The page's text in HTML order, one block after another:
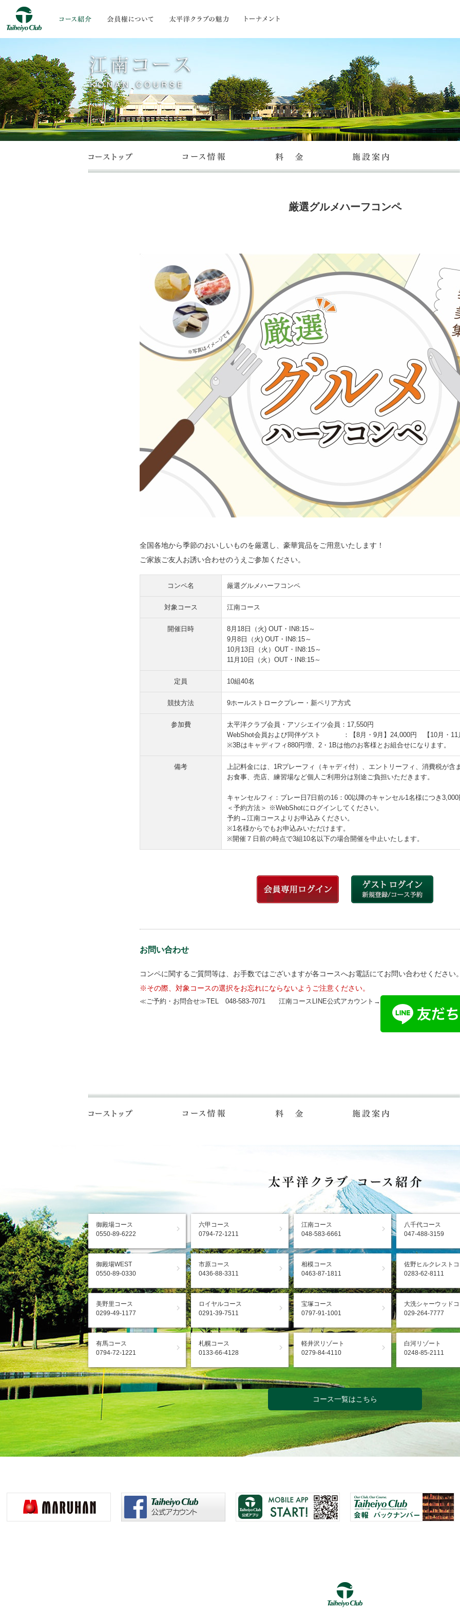
厳選グルメハーフコンペ
全国各地から季節のおいしいものを厳選し、豪華賞品をご用意いたします！
ご家族ご友人お誘い合わせのうえご参加ください。
コンペ名 厳選グルメハーフコンペ
対象コース 江南コース
開催日時
8月18日（火) OUT・IN8:15～
9月8日（火) OUT・IN8:15～
10月13日（火）OUT・IN8:15～
11月10日（火）OUT・IN8:15～
定員 10組40名
競技方法 9ホールストロークプレー・新ペリア方式
参加費
太平洋クラブ会員・アソシエイツ会員：17,550円
WebShot会員および同伴ゲスト ：【8月・9月】24,000円 【10月・11
※3Bはキャディフィ880円増、2・1Bは他のお客様とお組合せになります。
備考
上記料金には、1Rプレーフィ（キャディ付）、エントリーフィ、消費税が含
お食事、売店、練習場など個人ご利用分は別途ご負担いただきます。
キャンセルフィ：プレー日7日前の16：00以降のキャンセル1名様につき
＜予約方法＞ ※WebShotにログインしてください。
予約→江南コースよりお申込みください。
※1名様からでもお申込みいただけます。
※開催７日前の時点で3組10名以下の場合開催を中止いたします。
お問い合わせ
コンペに関するご質問等は、お手数ではございますが各コースへお電話にてお問い合わせください
※その際、対象コースの選択をお忘れにならないようご注意ください。
≪ご予約・お問合せ≫TEL 048-583-7071 江南コースLINE公式アカウント→
御殿場コース
0550-89-6222
六甲コース
0794-72-1211
江南コース
048-583-6661
八千代コース
047-488-3159
御殿場WEST
0550-89-0330
市原コース
0436-88-3311
相模コース
0463-87-1811
佐野ヒルクレスト
0283-62-8111
美野里コース
0299-49-1177
ロイヤルコース
0291-39-7511
宝塚コース
0797-91-1001
大洗シャーウッド
029-264-7777
有馬コース
0794-72-1221
札幌コース
0133-66-4128
軽井沢リゾート
0279-84-4110
白河リゾート
0248-85-2111
コース一覧はこちら